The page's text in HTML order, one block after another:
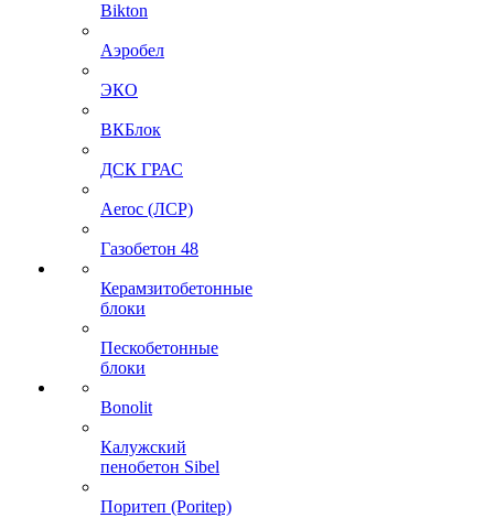
Bikton
Аэробел
ЭКО
ВКБлок
ДСК ГРАС
Aeroc (ЛСР)
Газобетон 48
Керамзитобетонные
блоки
Пескобетонные
блоки
Bonolit
Калужский
пенобетон Sibel
Поритеп (Poritep)